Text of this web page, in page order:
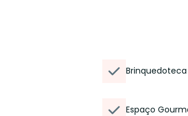
Brinquedoteca
Espaço